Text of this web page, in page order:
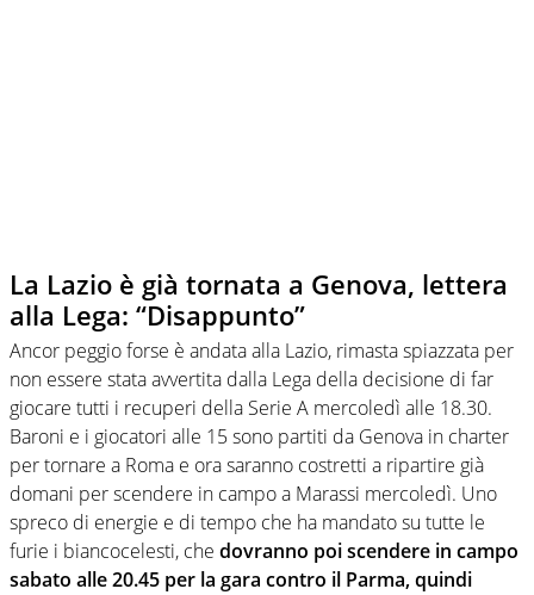
La Lazio è già tornata a Genova, lettera
alla Lega: “Disappunto”
Ancor peggio forse è andata alla Lazio, rimasta spiazzata per
non essere stata avvertita dalla Lega della decisione di far
giocare tutti i recuperi della Serie A mercoledì alle 18.30.
Baroni e i giocatori alle 15 sono partiti da Genova in charter
per tornare a Roma e ora saranno costretti a ripartire già
domani per scendere in campo a Marassi mercoledì. Uno
spreco di energie e di tempo che ha mandato su tutte le
furie i biancocelesti, che dovranno poi scendere in campo
sabato alle 20.45 per la gara contro il Parma, quindi